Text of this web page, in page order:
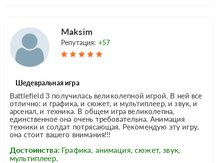
Maksim
Репутация: +57
Шедевральная игра
Battlefield 3 получилась великолепной игрой. В ней все
отлично: и графика, и сюжет, и мультиплеер, и звук, и
арсенал, и техника. В общем игра великолепна,
единственное она очень требовательна. Анимация
техники и солдат потрясающая. Рекомендую эту игру,
она стоит вашего внимания!!!
Достоинства: Графика, анимация, сюжет, звук,
мультиплеер.